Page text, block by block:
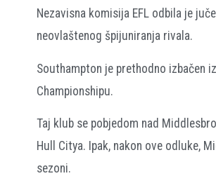
Nezavisna komisija EFL odbila je
neovlaštenog špijuniranja rivala.
Southampton je prethodno izbačen
Championshipu.
Taj klub se pobjedom nad
Hull Citya. Ipak, nakon ove odluke,
sezoni.